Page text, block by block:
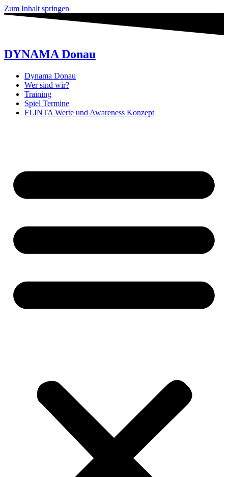
Zum Inhalt springen
DYNAMA Donau
Dynama Donau
Wer sind wir?
Training
Spiel Termine
FLINTA Werte und Awareness Konzept